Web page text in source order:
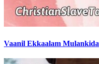
Vaanil Ekkaalam